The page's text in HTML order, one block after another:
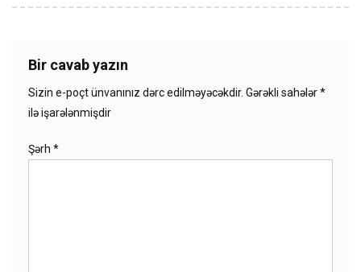
Bir cavab yazın
Sizin e-poçt ünvanınız dərc edilməyəcəkdir. Gərəkli sahələr*
ilə işarələnmişdir
Şərh *